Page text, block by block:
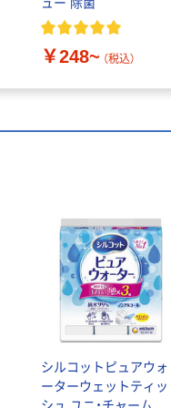
￥248~ （税込）
シルコットピュアウォ
ーターウェットティッ